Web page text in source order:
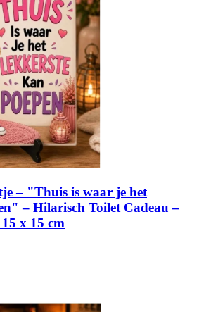
– "Thuis is waar je het
– Hilarisch Toilet Cadeau –
x 15 cm